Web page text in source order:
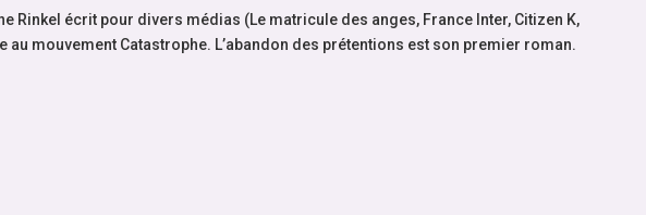
Rinkel écrit pour divers médias (Le matricule des anges, France Inter, Citizen K,
au mouvement Catastrophe. L’abandon des prétentions est son premier roman.